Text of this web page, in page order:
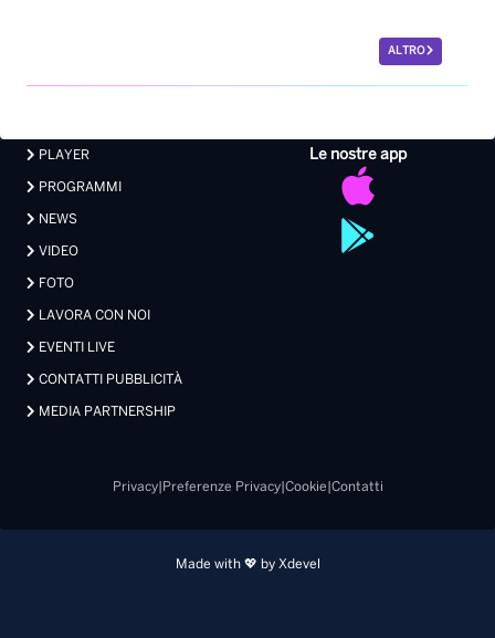
ALTRO
Le nostre app
PLAYER
PROGRAMMI
NEWS
VIDEO
FOTO
LAVORA CON NOI
EVENTI LIVE
CONTATTI PUBBLICITÀ
MEDIA PARTNERSHIP
Privacy| Preferenze Privacy| Cookie Contatti
Made with 💖 by Xdevel